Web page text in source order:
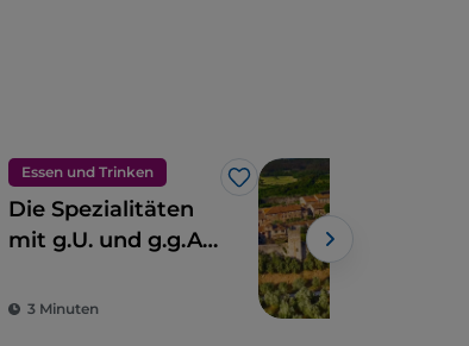
Essen und Trinken
Like
Die Spezialitäten
mit g.U. und g.g.A.
3 Minuten